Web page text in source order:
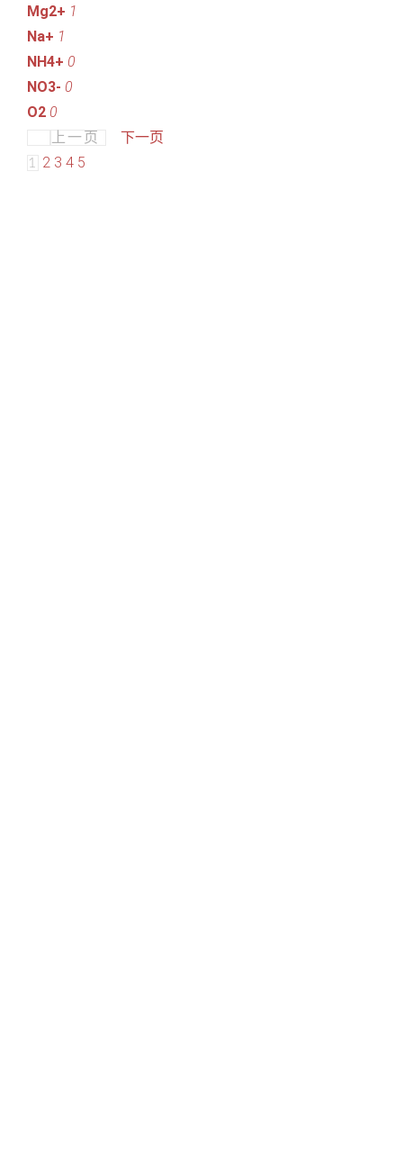
Mg2+ 1
Na+ 1
NH4+ 0
NO3- 0
O2 0
上一页 下一页
1 2 3 4 5